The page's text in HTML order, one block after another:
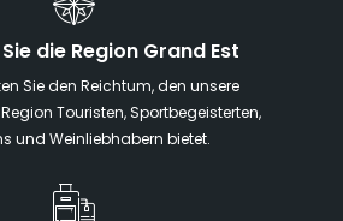
die Region Grand Est
Sie den Reichtum, den unsere
Touristen, Sportbegeisterten,
und Weinliebhabern bietet.